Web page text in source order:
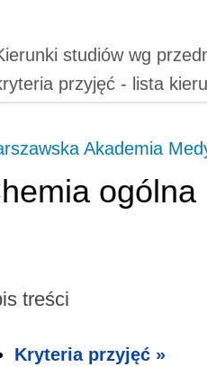
studiów wg
przyjęć - lista
Akademia
ogólna
treści
Kryteria przyjęć »